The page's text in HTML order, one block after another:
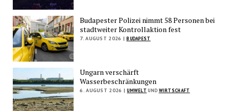
Budapester Polizei nimmt 58 Personen bei
stadtweiter Kontrollaktion fest
7. AUGUST 2026 | BUDAPEST
Ungarn verschärft
Wasserbeschränkungen
6. AUGUST 2026 | UMWELT UND WIRTSCHAFT